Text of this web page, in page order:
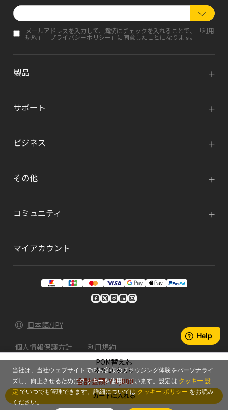
POM替え芯
本数:10本入り
合計金額:￥1,800
カートに入れる
メールアドレスを入力して、購読にチェックを入れることで、「利用
規約 」「プライバシーポリシー 」に同意したことになります。
製品
サポート
ビジネス
その他
コミュニティ
マイアカウント
日本語/JPY
個人情報保護方針 利用規約
© 2026 Xencelabs Technologies Ltd. All Rights
Reserved.
当社は、当社ウェブサイトでのお客様のブラウジング体験をパーソナライ
ズし、向上させるためにクッキーを使用しています。設定は クッキー 設
定 でいつでも管理できます。詳細については クッキー ポリシー をお読み
ください。